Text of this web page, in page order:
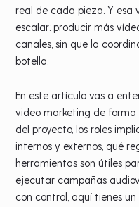
real de cada pieza. Y esa
escalar: producir más
canales, sin que la
botella.
En este artículo vas a
video marketing de forma
del proyecto, los roles
internos y externos, qué
herramientas son útiles
ejecutar campañas
con control, aquí tienes